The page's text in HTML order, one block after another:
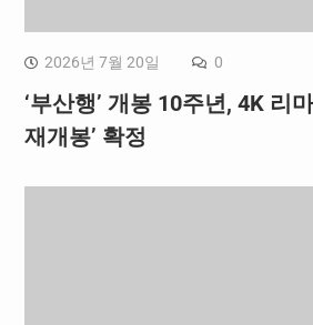
2026년 7월 20일 0
‘부산행’ 개봉 10주년, 4K 리
재개봉’ 확정